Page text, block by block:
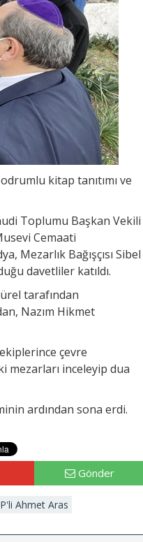
kitap tanıtımı ve
Toplumu Başkan Vekili
Cemaati
Mezarlık Bağışçısı Sibel
davetliler katıldı.
tarafından
Nazım Hikmet
çevre
mezarları inceleyip dua
ardından sona erdi.
Gönder
Ahmet Aras